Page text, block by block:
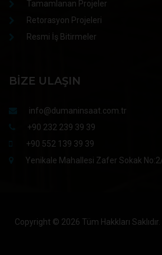
Tamamlanan Projeler
Retorasyon Projeleri
Resmi İş Bitirmeler
BIZE ULAŞIN
info@dumaninsaat.com.tr
+90 232 239 39 39
+90 552 139 39 39
Yenikale Mahallesi Zafer Sokak
Copyright © 2026 Tüm Hakkları